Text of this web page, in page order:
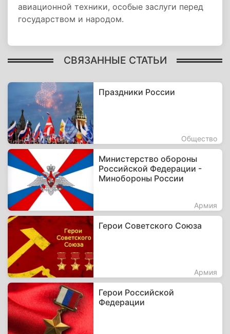
авиационной техники, особые заслуги перед
государством и народом.
СВЯЗАННЫЕ СТАТЬИ
Праздники России
Общество
Министерство обороны
Российской Федерации -
Минобороны России
Армия
Герои Советского Союза
Армия
Герои Российской
Федерации